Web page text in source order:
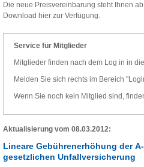
Die neue Preisvereinbarung steht Ihnen
Download hier zur Verfügung.
Service für Mitglieder
Mitglieder finden nach dem Log in in
Melden Sie sich rechts im Bereich
Wenn Sie noch kein Mitglied sind,
Aktualisierung vom 08.03.2012:
Lineare Gebührenerhöhung der
gesetzlichen Unfallversicherung